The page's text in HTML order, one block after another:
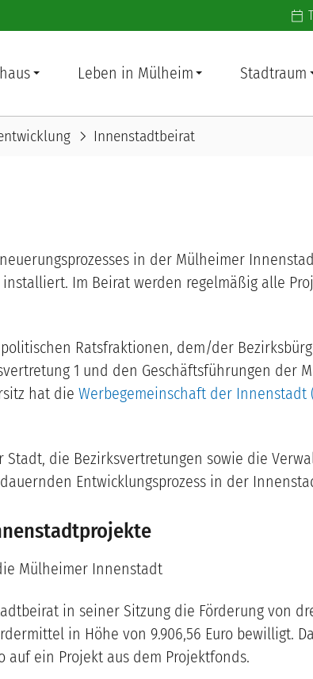
Leben in Mülheim Stadtraum
chevron_right Innenstadtbeirat
in der Mülheimer
Im Beirat werden regelmäßig alle
Ratsfraktionen, dem/der
1 und den Geschäftsführungen der
hat die Werbegemeinschaft der Innenstadt
die Bezirksvertretungen sowie die
Entwicklungsprozess in der
Mülheimer Innenstadt
in seiner Sitzung die Förderung von
in Höhe von 9.906,56 Euro bewilligt.
auf ein Projekt aus dem Projektfonds.